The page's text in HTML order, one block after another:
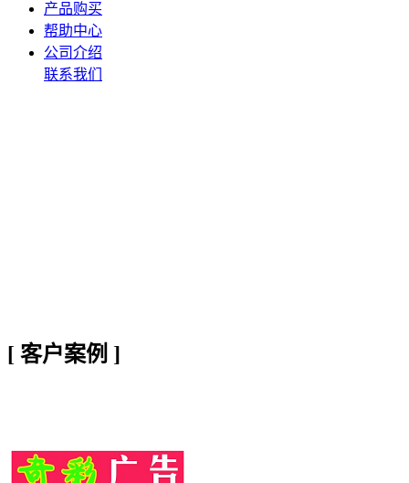
产品购买
帮助中心
公司介绍
联系我们
[ 客户案例 ]